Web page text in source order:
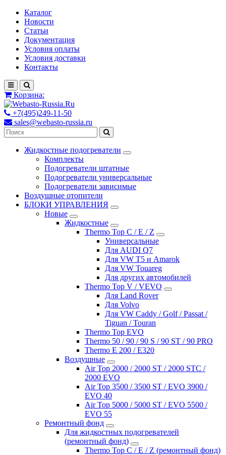
Каталог
Новости
Статьи
Документация
Условия оплаты
Условия доставки
Контакты
Корзина:
+7(495)249-11-50
sales@webasto-russia.ru
Жидкостные подогреватели
Комплекты
Подогреватели штатные
Подогреватели универсальные
Подогреватели зависимые
Воздушные отопители
БЛОКИ УПРАВЛЕНИЯ
Новые
Жидкостные
Thermo Top C / E / Z
Универсальные
Для AUDI Q7
Для VW T5 и Amarok
Для VW Touareg
Для других автомобилей
Thermo Top V / VEVO
Для Land Rover
Для Volvo
Для VW Caddy / Golf / Passat /
Tiguan / Touran
Thermo Top EVO
Thermo 50 / 90 / 90 S / 90 ST / 90 PRO
Thermo E 200 / E320
Воздушные
Air Top 2000 / 2000 ST / 2000 STC /
2000 EVO
Air Top 3500 / 3500 ST / EVO 3900 /
EVO 40
Air Top 5000 / 5000 ST / EVO 5500 /
EVO 55
Ремонтный фонд
Для жидкостных подогревателей
(ремонтный фонд)
Thermo Top C / E / Z (ремонтный фонд)